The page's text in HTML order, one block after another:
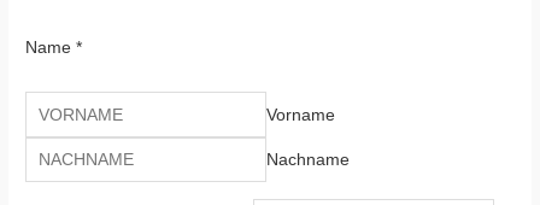
Name*
Vorname
Nachname